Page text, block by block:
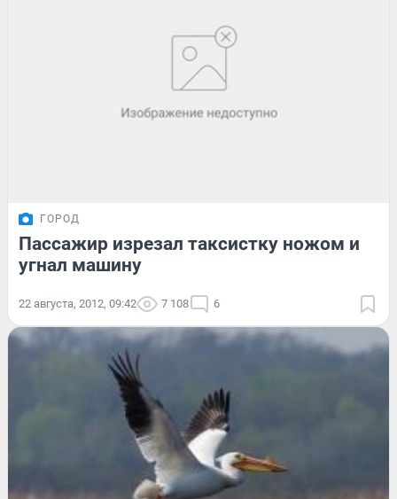
ГОРОД
Пассажир изрезал таксистку ножом и
угнал машину
22 августа, 2012, 09:42 7 108 6